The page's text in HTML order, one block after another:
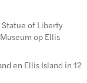
Statue of Liberty
op Ellis
en Ellis Island in 12